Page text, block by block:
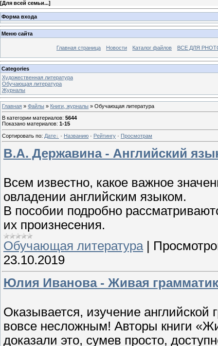
[Для всей семьи...]
Форма входа
Меню сайта
Главная страница Новости Каталог файлов ВСЕ ДЛЯ
Categories
Художественная литература
Обучающая литература
Журналы
Главная » Файлы » Книги, журналы » Обучающая литература
В категории материалов: 5644
Показано материалов: 1-15
Сортировать по: Дате · Названию · Рейтингу · Просмотрам
В.А. Державина - Английский
Всем известно, какое важное
овладении английским языком.
В пособии подробно
их произнесения.
Обучающая литература |
23.10.2019
Юлия Иванова - Живая
Оказывается, изучение
вовсе несложным! Авторы книги
доказали это, сумев просто,